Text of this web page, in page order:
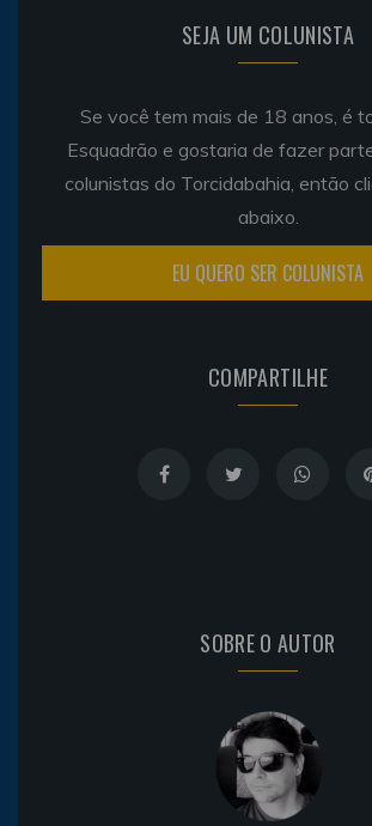
SEJA UM COLUNISTA
Se você tem mais de 18 anos, é
Esquadrão e gostaria de fazer
colunistas do Torcidabahia, então
abaixo.
EU QUERO SER COLUNISTA
COMPARTILHE
SOBRE O AUTOR